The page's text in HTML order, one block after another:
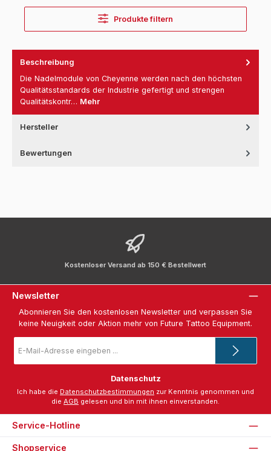
Produkte filtern
Beschreibung
Die Nadelmodule von Cheyenne werden nach den höchsten
Qualitätsstandards der Industrie gefertigt und strengen
Qualitätskontr… Mehr
Hersteller
Bewertungen
Kostenloser Versand ab 150 € Bestellwert
Newsletter
Abonnieren Sie den kostenlosen Newsletter und verpassen Sie
keine Neuigkeit oder Aktion mehr von Future Tattoo Equipment.
Mail-
*
Datenschutz
Ich habe die Datenschutzbestimmungen zur Kenntnis genommen und
die AGB gelesen und bin mit ihnen einverstanden.
Service-Hotline
Shopservice